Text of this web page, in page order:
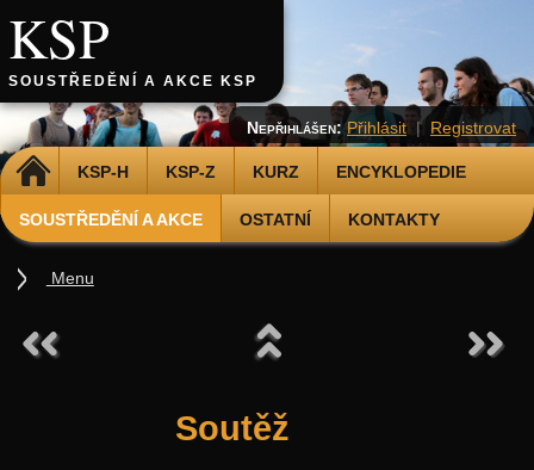
KSP
SOUSTŘEDĚNÍ A AKCE KSP
DOMŮ KSP-H KSP-Z KURZ ENCYKLOPEDIE
SOUSTŘEDĚNÍ A AKCE OSTATNÍ KONTAKTY
Nepřihlášen: Přihlásit | Registrovat
Soutěž
Menu
Podzimní 2026